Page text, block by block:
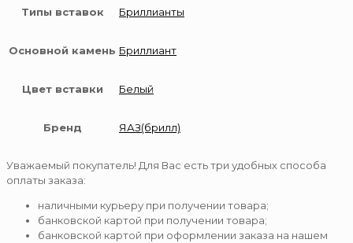
Типы вставок Бриллианты
Основной камень Бриллиант
Цвет вставки Белый
Бренд ЯАЗ(брилл)
Уважаемый покупатель! Для Вас есть три удобных способа
оплаты заказа:
наличными курьеру при получении товара;
банковской картой при получении товара;
банковской картой при оформлении заказа на нашем